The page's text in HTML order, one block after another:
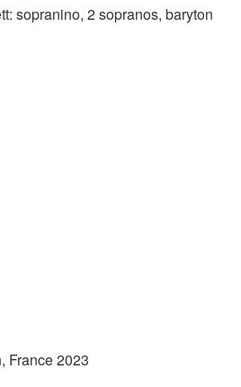
sopranino, 2 sopranos, baryton
France 2023